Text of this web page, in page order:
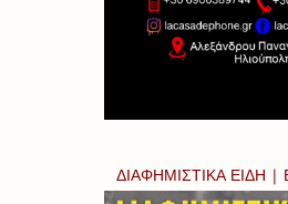
ΔΙΑΦΗΜΙΣΤΙΚΑ ΕΙΔΗ |